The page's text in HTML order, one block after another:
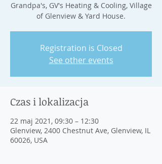
Grandpa's, GV's Heating & Cooling, Village
of Glenview & Yard House.
Registration is Closed
See other events
Czas i lokalizacja
22 maj 2021, 09:30 – 12:30
Glenview, 2400 Chestnut Ave, Glenview, IL
60026, USA